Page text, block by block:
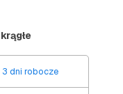
3 dni robocze